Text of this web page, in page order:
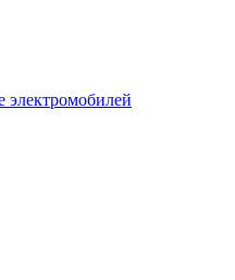
электромобилей